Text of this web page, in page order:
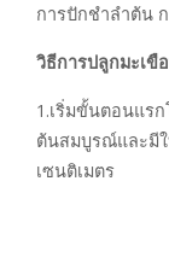
การปักชำลำต้น
วิธีการปลูกมะเขื
1.เริ่มขั้นตอนแรก
ต้นสมบูรณ์และมี
เซนติเมตร